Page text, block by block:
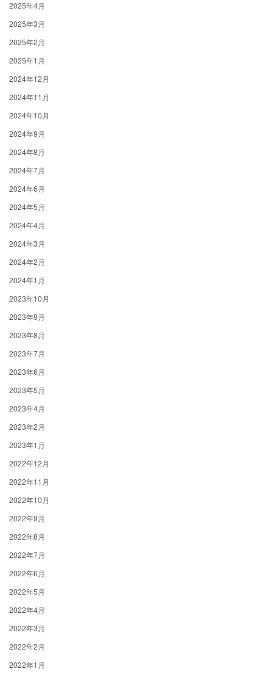
2025年4月
2025年3月
2025年2月
2025年1月
2024年12月
2024年11月
2024年10月
2024年9月
2024年8月
2024年7月
2024年6月
2024年5月
2024年4月
2024年3月
2024年2月
2024年1月
2023年10月
2023年9月
2023年8月
2023年7月
2023年6月
2023年5月
2023年4月
2023年2月
2023年1月
2022年12月
2022年11月
2022年10月
2022年9月
2022年8月
2022年7月
2022年6月
2022年5月
2022年4月
2022年3月
2022年2月
2022年1月